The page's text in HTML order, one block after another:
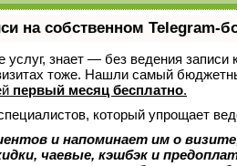
на собственном Telegram-
услуг, знает — без ведения
тоже. Нашли самый
первый месяц бесплатно.
который упрощает
и напоминает им о
чаевые, кэшбэк и